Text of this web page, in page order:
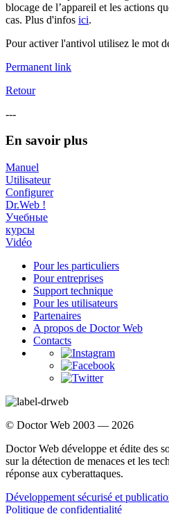
blocage de l’appareil et les actions
cas. Plus d'infos ici.
Pour activer l'antivol utilisez le mot
Permanent link
Retour
---
En savoir plus
Manuel
Utilisateur
Configurer
Dr.Web !
Учебные
курсы
Vidéo
Pour les particuliers
Pour entreprises
Support technique
Pour les utilisateurs
Partenaires
A propos de Doctor Web
Contacts
© Doctor Web 2003 — 2026
Doctor Web développe et édite des
sur la détection de menaces et les
réponse aux cyberattaques.
Développement sécurisé et
Politique de confidentialité